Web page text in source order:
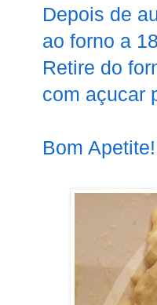
Depois de
ao forno a
Retire do
com açucar
Bom Apetite!